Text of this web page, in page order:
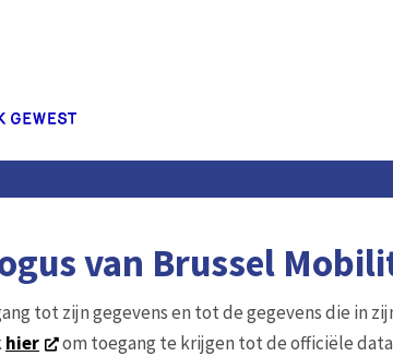
van Brussel
tot zijn gegevens en tot de gegevens die in
hier om toegang te krijgen tot de officiële